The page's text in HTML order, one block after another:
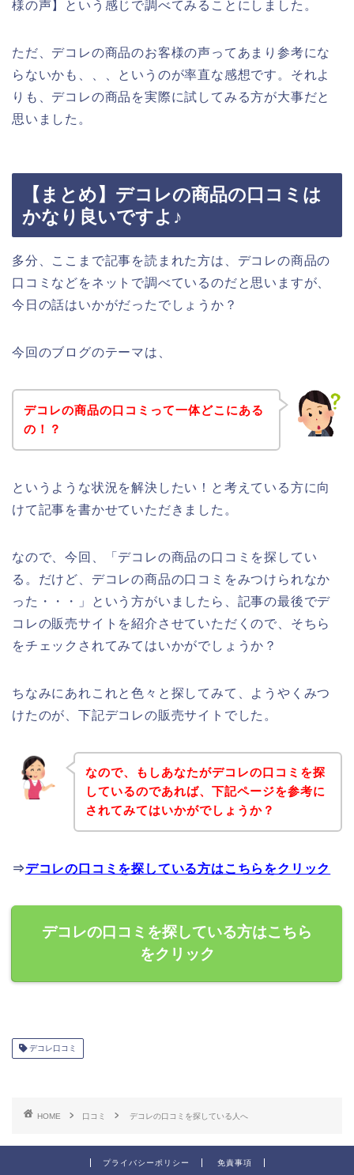
様の声】という感じで調べてみることにしました。
ただ、デコレの商品のお客様の声ってあまり参考にな
らないかも、、、というのが率直な感想です。それよ
りも、デコレの商品を実際に試してみる方が大事だと
思いました。
【まとめ】デコレの商品の口コミは
かなり良いですよ♪
多分、ここまで記事を読まれた方は、デコレの商品の
口コミなどをネットで調べているのだと思いますが、
今日の話はいかがだったでしょうか？
今回のブログのテーマは、
デコレの商品の口コミって一体どこにある
の！？
というような状況を解決したい！と考えている方に向
けて記事を書かせていただきました。
なので、今回、「デコレの商品の口コミを探してい
る。だけど、デコレの商品の口コミをみつけられなか
った・・・」という方がいましたら、記事の最後でデ
コレの販売サイトを紹介させていただくので、そちら
をチェックされてみてはいかがでしょうか？
ちなみにあれこれと色々と探してみて、ようやくみつ
けたのが、下記デコレの販売サイトでした。
なので、もしあなたがデコレの口コミを探
しているのであれば、下記ページを参考に
されてみてはいかがでしょうか？
⇒デコレの口コミを探している方はこちらをクリック
デコレの口コミを探している方はこちら
をクリック
デコレ口コミ
HOME 口コミ デコレの口コミを探している人へ
プライバシーポリシー 免責事項